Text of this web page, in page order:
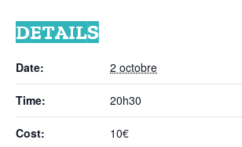
DETAILS
Date: 2 octobre
Time: 20h30
Cost: 10€